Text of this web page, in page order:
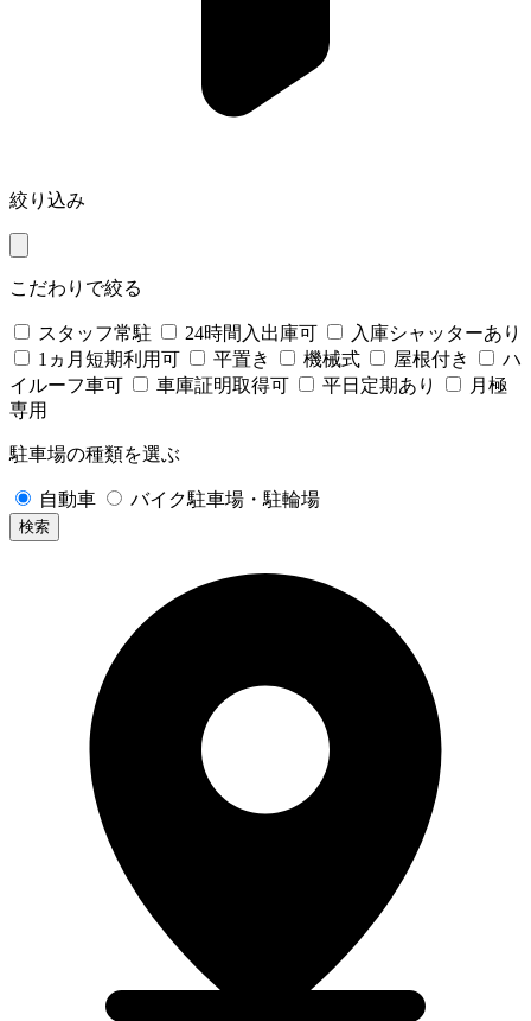
絞り込み
こだわりで絞る
スタッフ常駐 24時間入出庫可
入庫シャッターあり
1ヵ月短期利用可
平置き 機械式 屋根付き
ハ
イルーフ車可
車庫証明取得可 平日定期あり
月極
専用
駐車場の種類を選ぶ
自動車 バイク駐車場・駐輪場
検索